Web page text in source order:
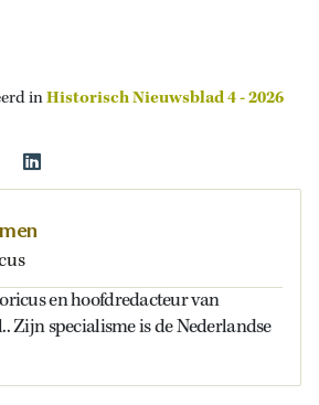
inHistorisch Nieuwsblad 4 - 2026
en hoofdredacteur van
Zijn specialisme is de Nederlandse